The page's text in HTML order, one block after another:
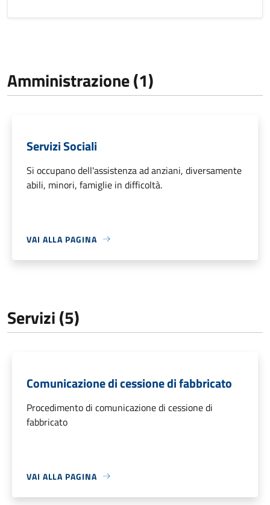
Amministrazione (1)
Servizi Sociali
Si occupano dell'assistenza ad anziani, diversamente
abili, minori, famiglie in difficoltà.
VAI ALLA PAGINA
Servizi (5)
Comunicazione di cessione di fabbricato
Procedimento di comunicazione di cessione di
fabbricato
VAI ALLA PAGINA